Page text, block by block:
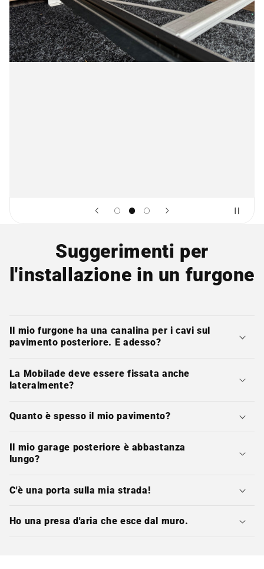
Suggerimenti per
l'installazione in un furgone
Il mio furgone ha una canalina per i cavi sul
pavimento posteriore. E adesso?
La Mobilade deve essere fissata anche
lateralmente?
Quanto è spesso il mio pavimento?
Il mio garage posteriore è abbastanza
lungo?
C'è una porta sulla mia strada!
Ho una presa d'aria che esce dal muro.